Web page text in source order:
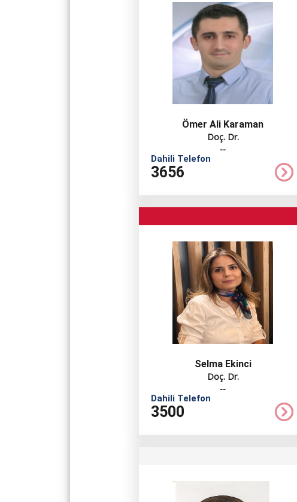
Ömer Ali Karaman
Doç. Dr.
--
Dahili Telefon
3656
Selma Ekinci
Doç. Dr.
--
Dahili Telefon
3500